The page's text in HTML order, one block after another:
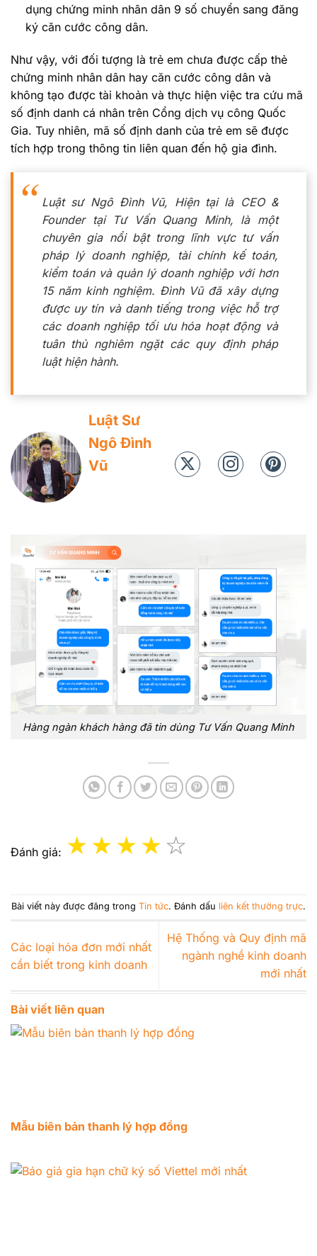
dụng chứng minh nhân dân 9 số chuyển sang đăng
ký căn cước công dân.
Như vậy, với đối tượng là trẻ em chưa được cấp thẻ
chứng minh nhân dân hay căn cước công dân và
không tạo được tài khoản và thực hiện việc tra cứu mã
số định danh cá nhân trên Cổng dịch vụ công Quốc
Gia. Tuy nhiên, mã số định danh của trẻ em sẽ được
tích hợp trong thông tin liên quan đến hộ gia đình.
Luật sư Ngô Đình Vũ, Hiện tại là CEO &
Founder tại Tư Vấn Quang Minh, là một
chuyên gia nổi bật trong lĩnh vực tư vấn
pháp lý doanh nghiệp, tài chính kế toán,
kiểm toán và quản lý doanh nghiệp với hơn
15 năm kinh nghiệm. Đình Vũ đã xây dựng
được uy tín và danh tiếng trong việc hỗ trợ
các doanh nghiệp tối ưu hóa hoạt động và
tuân thủ nghiêm ngặt các quy định pháp
luật hiện hành.
Luật Sư
Ngô Đình
Vũ
Hàng ngàn khách hàng đã tin dùng Tư Vấn Quang Minh
Đánh giá:
Bài viết này được đăng trong Tin tức. Đánh dấu liên kết thường trực.
Các loại hóa đơn mới nhất
cần biết trong kinh doanh
Hệ Thống và Quy định mã
ngành nghề kinh doanh
mới nhất
Bài viết liên quan
Mẫu biên bản thanh lý hợp đồng